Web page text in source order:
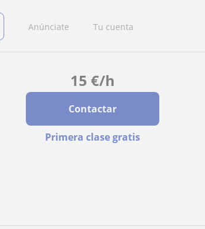
Anúnciate Tu cuenta
15 €/h
Contactar
Primera clase gratis